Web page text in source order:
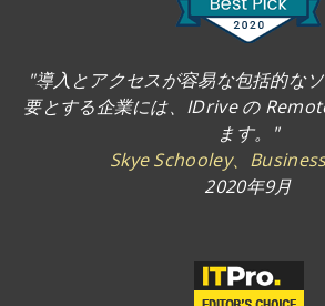
"導入とアクセスが容易な包括的な
要とする企業には、IDrive の
ます。"
Skye Schooley、
2020年9月